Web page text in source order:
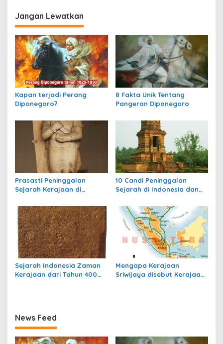
i
g
a
s
i
p
o
s
Jangan Lewatkan
Kapan terjadi Perang
Diponegoro?
8 Fakta Unik Tentang
Pangeran Diponegoro
Prasasti Peninggalan
Sejarah Kerajaan di
10 Candi Peninggalan
Sejarah di Indonesia dan
Sejarah Indonesia Zaman
Kerajaan dari Tahun 400
Mengapa Kerajaan
Sriwijaya disebut Kerajaan
News Feed